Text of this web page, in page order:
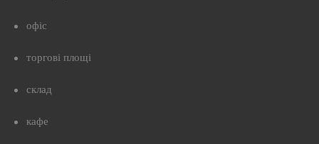
офіс
торгові площі
склад
кафе